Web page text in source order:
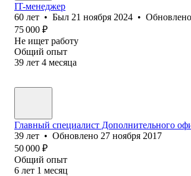
IT-менеджер
60 лет • Был 21 ноября 2024 • Обновлено
75 000 ₽
Не ищет работу
Общий опыт
39 лет 4 месяца
Главный специалист Дополнительного
39 лет • Обновлено 27 ноября 2017
50 000 ₽
Общий опыт
6 лет 1 месяц